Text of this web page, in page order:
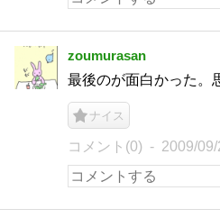
zoumurasan
最後のが面白かった。
ナイス
コメント(0) 2009/